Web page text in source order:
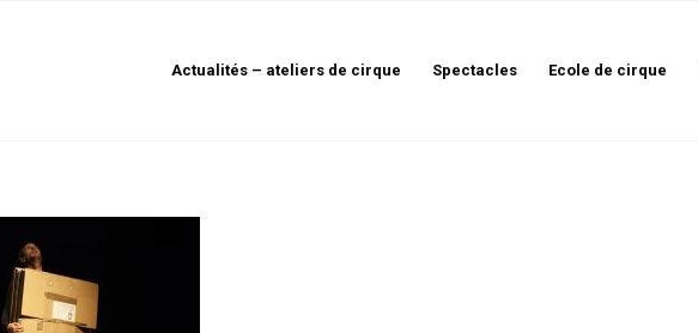
Actualités – ateliers de cirque Spectacles Ecole de cirque